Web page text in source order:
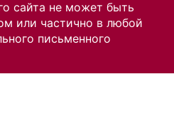
сайта не может быть
или частично в любой
письменного